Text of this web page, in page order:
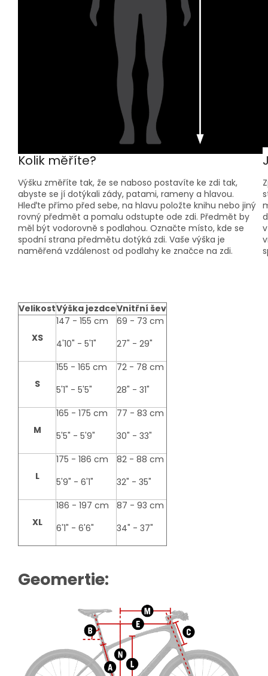
Kolik měříte?
Výšku změříte tak, že se naboso postavíte ke zdi tak,
abyste se jí dotýkali zády, patami, rameny a hlavou.
Hleďte přímo před sebe, na hlavu položte knihu nebo jiný
rovný předmět a pomalu odstupte ode zdi. Předmět by
měl být vodorovně s podlahou. Označte místo, kde se
spodní strana předmětu dotýká zdi. Vaše výška je
naměřená vzdálenost od podlahy ke značce na zdi.
VelikostVýška jezdceVnitřní šev
XS
147 - 155 cm
4'10" - 5'1"
69 - 73 cm
27" - 29"
S
155 - 165 cm
5'1" - 5'5"
72 - 78 cm
28" - 31"
M
165 - 175 cm
5'5" - 5'9"
77 - 83 cm
30" - 33"
L
175 - 186 cm
5'9" - 6'1"
82 - 88 cm
32" - 35"
XL
186 - 197 cm
6'1" - 6'6"
87 - 93 cm
34" - 37"
Geomertie: